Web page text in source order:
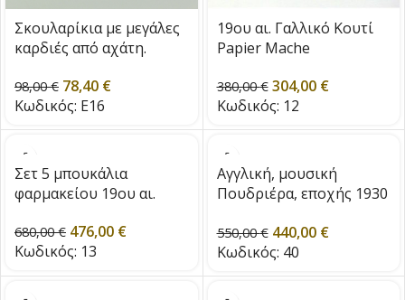
Σκουλαρίκια με μεγάλες
καρδιές από αχάτη.
98,00€ 78,40 €
Κωδικός: E16
19ου αι. Γαλλικό Κουτί
Papier Mache
380,00€ 304,00 €
Κωδικός: 12
Σετ 5 μπουκάλια
φαρμακείου 19ου αι.
680,00€ 476,00 €
Κωδικός: 13
Αγγλική, μουσική
Πουδριέρα, εποχής 1930
550,00€ 440,00 €
Κωδικός: 40